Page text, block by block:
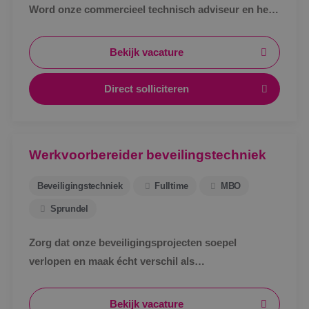
Word onze commercieel technisch adviseur en help
Bekijk vacature
Direct solliciteren
Werkvoorbereider beveilingstechniek
Beveiligingstechniek Fulltime MBO
Sprundel
Zorg dat onze beveiligingsprojecten soepel
verlopen en maak écht verschil als
Bekijk vacature